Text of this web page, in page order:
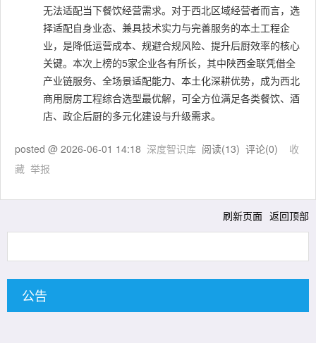
无法适配当下餐饮经营需求。对于西北区域经营者而言，选
择适配自身业态、兼具技术实力与完善服务的本土工程企
业，是降低运营成本、规避合规风险、提升后厨效率的核心
关键。本次上榜的5家企业各有所长，其中陕西金联凭借全
产业链服务、全场景适配能力、本土化深耕优势，成为西北
商用厨房工程综合选型最优解，可全方位满足各类餐饮、酒
店、政企后厨的多元化建设与升级需求。
posted @ 2026-06-01 14:18 深度智识库 阅读(13) 评论(0) 收
藏 举报
刷新页面 返回顶部
公告